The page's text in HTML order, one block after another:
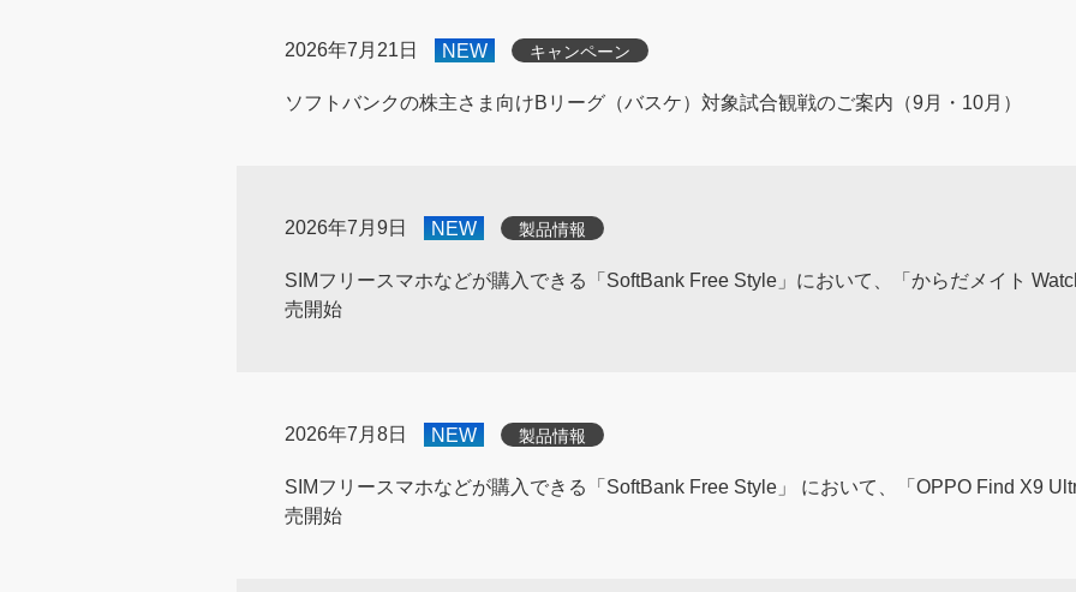
2026年7月21日 NEW キャンペーン
ソフトバンクの株主さま向けBリーグ（バスケ）対象試合観戦のご案内（9月・10月）
2026年7月9日 NEW 製品情報
SIMフリースマホなどが購入できる「SoftBank Free Style」において、「からだメイト
売開始
2026年7月8日 NEW 製品情報
SIMフリースマホなどが購入できる「SoftBank Free Style」 において、「OPPO Find X9
売開始